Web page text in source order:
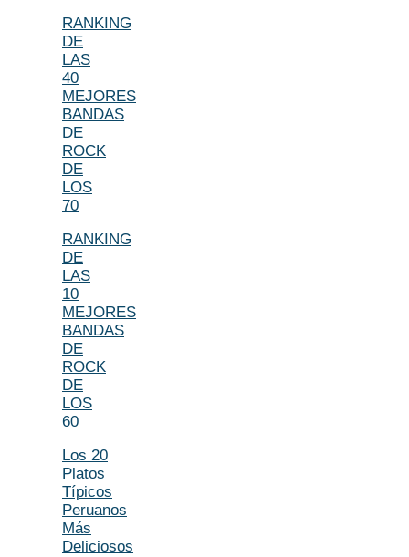
RANKING
DE
LAS
40
MEJORES
BANDAS
DE
ROCK
DE
LOS
70
RANKING
DE
LAS
10
MEJORES
BANDAS
DE
ROCK
DE
LOS
60
Los 20
Platos
Típicos
Peruanos
Más
Deliciosos